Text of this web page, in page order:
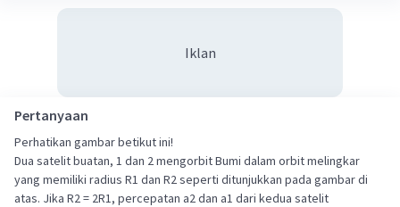
Iklan
Pertanyaan
Perhatikan gambar betikut ini!
Dua satelit buatan, 1 dan 2 mengorbit Bumi dalam orbit melingkar
yang memiliki radius R1 dan R2 seperti ditunjukkan pada gambar di
atas. Jika R2 = 2R1, percepatan a2 dan a1 dari kedua satelit